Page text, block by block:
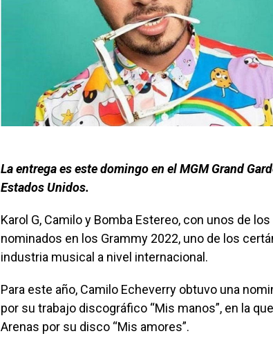
La entrega es este domingo en el MGM Grand
Estados Unidos.
Karol G, Camilo y Bomba Estereo, con unos de
nominados en los Grammy 2022, uno de los
industria musical a nivel internacional.
Para este año, Camilo Echeverry obtuvo una
por su trabajo discográfico “Mis manos”, en la
Arenas por su disco “Mis amores”.